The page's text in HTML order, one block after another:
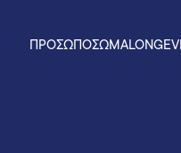
ΠΡΟΣΩΠΟΣΩΜΑ